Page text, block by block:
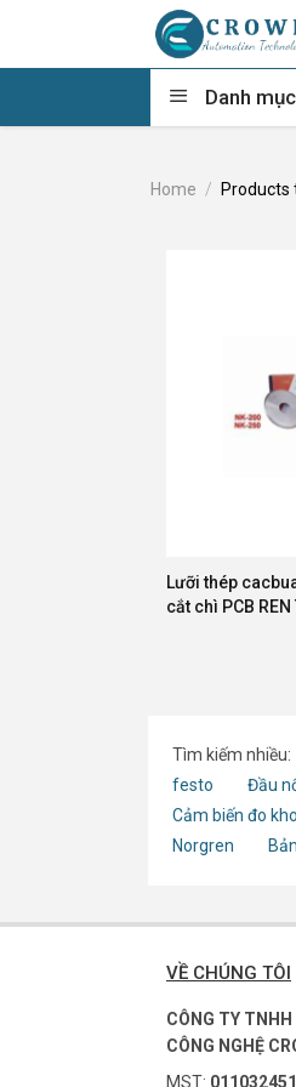
content
Danh
Home / Products
Lưỡi thép
cắt chì PCB
Tìm kiếm nhiều:
festo
Đầu
Cảm biến đo
Norgren
VỀ CHÚNG TÔI
CÔNG TY
CÔNG NGHỆ
MST: